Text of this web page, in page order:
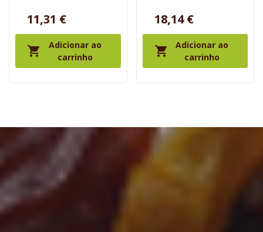
11,31 €

Adicionar ao
carrinho
18,14 €

Adicionar ao
carrinho